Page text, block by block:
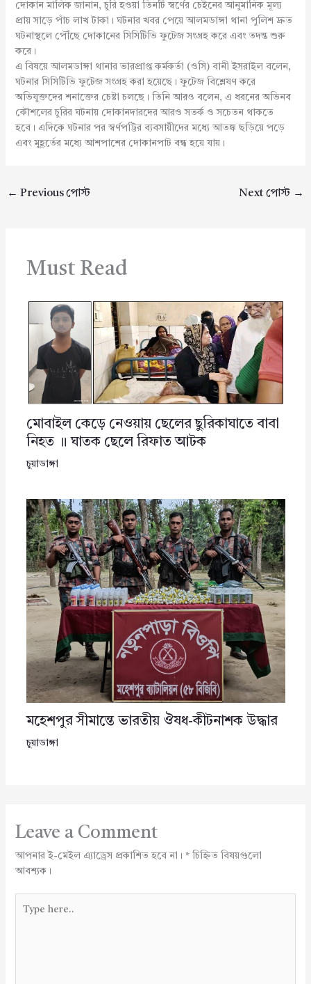
দোকান মালিক জানান, চুরি হওয়া তিনটি স্বর্ণের চেইনের আনুমানিক মূল্য
প্রায় সাড়ে পাঁচ লাখ টাকা। ঘটনার খবর পেয়ে আলমডাঙ্গা থানা পুলিশ দ্রুত
ঘটনাস্থলে পৌঁছে দোকানের সিসিটিভি ফুটেজ সংগ্রহ করে এবং তদন্ত শুরু
করে।
এ বিষয়ে আলমডাঙ্গা থানার ভারপ্রাপ্ত কর্মকর্তা (ওসি) বানী ইসরাইল বলেন,
ঘটনার সিসিটিভি ফুটেজ সংগ্রহ করা হয়েছে। ফুটেজ বিশ্লেষণ করে
অভিযুক্তদের শনাক্তের চেষ্টা চলছে। তিনি আরও বলেন, এ ধরনের অভিনব
কৌশলের চুরির ঘটনায় দোকানদারদের আরও সতর্ক ও সচেতন থাকতে
হবে। এদিকে ঘটনার পর স্বর্ণপট্টির ব্যবসায়ীদের মধ্যে আতঙ্ক ছড়িয়ে পড়ে
এবং মুহূর্তের মধ্যে আশপাশের দোকানপাট বন্ধ হয়ে যায়।
← Previous পোস্ট Next পোস্ট →
Must Read
মোবাইল কেড়ে নেওয়ায় ছেলের ছুরিকাঘাতে বাবা
নিহত ॥ ঘাতক ছেলে রিফাত আটক
চুয়াডাঙ্গা
মহেশপুর সীমান্তে ভারতীয় ঔষধ-কীটনাশক উদ্ধার
চুয়াডাঙ্গা
Leave a Comment
আপনার ই-মেইল এ্যাড্রেস প্রকাশিত হবে না। *চিহ্নিত বিষয়গুলো
আবশ্যক।
here..